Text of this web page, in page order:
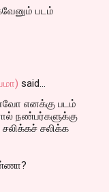
படம்
said…
எனக்கு படம்
நண்பர்களுக்கு
சலிக்கச் சலிக்க